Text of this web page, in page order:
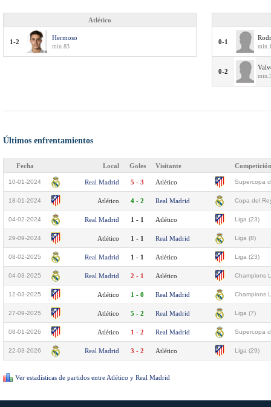
Atlético
1-2
Hermoso
min.83
0-1
0-2
Últimos enfrentamientos
Fecha Local Goles Visitante Competición
10-01-2024 Real Madrid 5 - 3 Atlético Supercopa
18-01-2024 Atlético 4 - 2 Real Madrid Copa del
04-02-2024 Real Madrid 1 - 1 Atlético Liga (23)
29-09-2024 Atlético 1 - 1 Real Madrid Liga (8)
08-02-2025 Real Madrid 1 - 1 Atlético Liga (23)
04-03-2025 Real Madrid 2 - 1 Atlético Champions
12-03-2025 Atlético 1 - 0 Real Madrid Champions
27-09-2025 Atlético 5 - 2 Real Madrid Liga (7)
08-01-2026 Atlético 1 - 2 Real Madrid Supercopa
22-03-2026 Real Madrid 3 - 2 Atlético Liga (29)
Ver estadísticas de partidos entre Atlético y Real Madrid